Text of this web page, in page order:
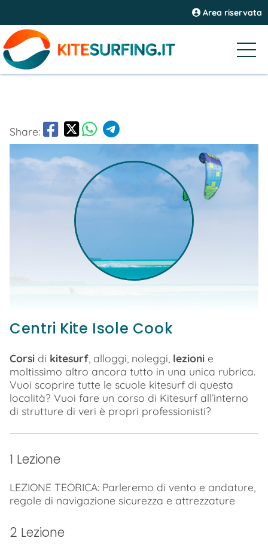
Area riservata
Share:
Centri Kite Isole Cook
Corsi di kitesurf , alloggi, noleggi, lezioni e
moltissimo altro ancora tutto in una unica rubrica.
Vuoi scoprire tutte le scuole kitesurf di questa
località? Vuoi fare un corso di Kitesurf all’interno
di strutture di veri è propri professionisti?
1 Lezione
LEZIONE TEORICA: Parleremo di vento e andature,
regole di navigazione sicurezza e attrezzature
2 Lezione